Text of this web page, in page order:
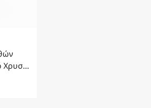
Χρυσό